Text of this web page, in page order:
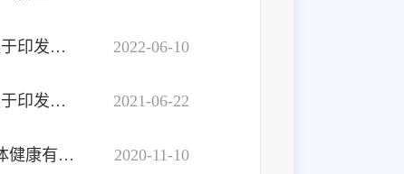
营政公领发〔2022〕1号：营口市政务公开领导小组关于印发营口市2022年政务公开工作要点的通知 2022-06-10
营政公领发〔2021〕1号：营口市政务公开领导小组关于印发《营口市2021年政务公开工作要点》的通知 2021-06-22
营口市人民政府办公室关于印发营口市推进政务新媒体健康有序发展实施方案的通知 2020-11-10